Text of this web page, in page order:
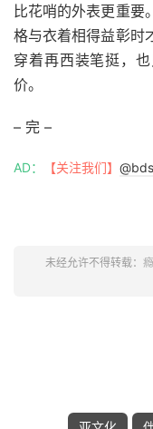
比花哨的外表更重要
格与衣着相得益彰时
穿着再西装笔挺，
价。
– 完 –
AD： 【关注我们】
未经允许不得转载：